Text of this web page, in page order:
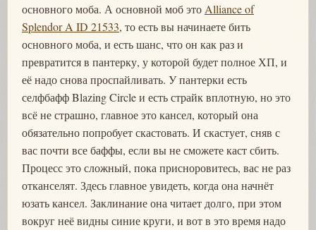
основного моба. А основной моб это Alliance of
Splendor A ID 21533, то есть вы начинаете бить
основного моба, и есть шанс, что он как раз и
превратится в пантерку, у которой будет полное ХП, и
её надо снова проспайливать. У пантерки есть
селфбафф Blazing Circle и есть страйк вплотную, но это
всё не страшно, главное это кансел, который она
обязательно попробует скастовать. И скастует, сняв с
вас почти все баффы, если вы не сможете каст сбить.
Процесс это сложный, пока присноровитесь, вас не раз
отканселят. Здесь главное увидеть, когда она начнёт
юзать кансел. Заклинание она читает долго, при этом
вокруг неё видны синие круги, и вот в это время надо